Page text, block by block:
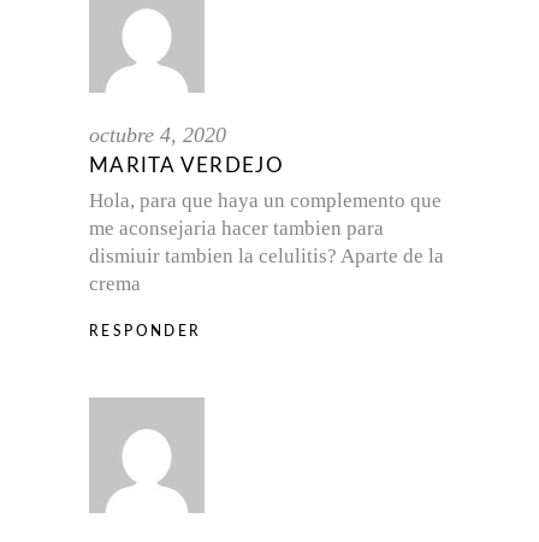
octubre 4, 2020
MARITA VERDEJO
Hola, para que haya un complemento que
me aconsejaria hacer tambien para
dismiuir tambien la celulitis? Aparte de la
crema
RESPONDER